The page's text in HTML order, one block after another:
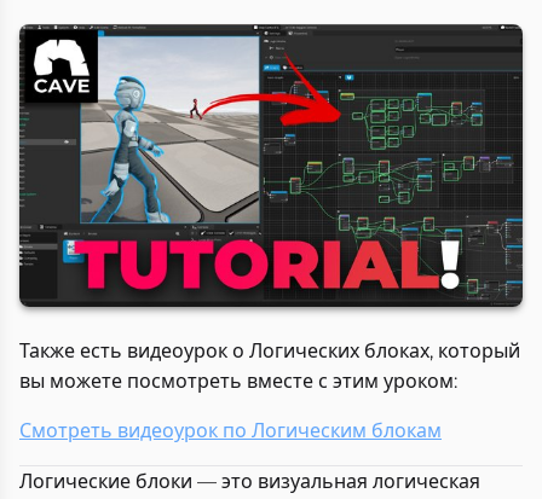
Также есть видеоурок о Логических блоках, который
вы можете посмотреть вместе с этим уроком:
Смотреть видеоурок по Логическим блокам
Логические блоки — это визуальная логическая